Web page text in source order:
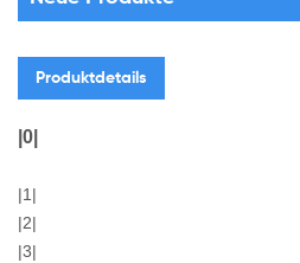
Produktdetails
|0|
|1|
|2|
|3|